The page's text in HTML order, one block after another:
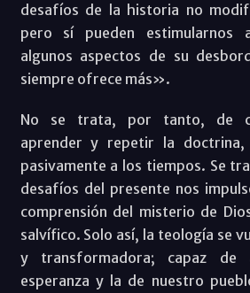
desafíos de la historia no
pero sí pueden estimularnos
algunos aspectos de su
siempre ofrece más».
No se trata, por tanto, de
aprender y repetir la
pasivamente a los tiempos. Se
desafíos del presente nos
comprensión del misterio de
salvífico. Solo así, la teología se
y transformadora; capaz de
esperanza y la de nuestro